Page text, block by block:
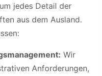
jedes Detail der
aus dem Ausland.
Wir
Anforderungen,